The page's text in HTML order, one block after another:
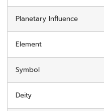
Planetary Influence
Element
Symbol
Deity